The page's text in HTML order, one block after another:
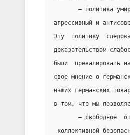
– политика
агрессивный и
Эту  политику
доказательством
были  превалировать
свое мнение о
наших германских
в том, что мы
— свободное
коллективной